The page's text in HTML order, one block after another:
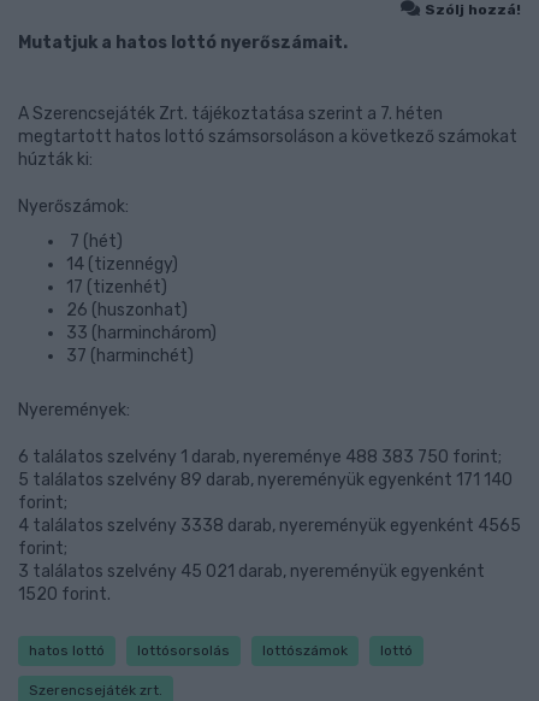
Szólj hozzá!
Mutatjuk a hatos lottó nyerőszámait.
A Szerencsejáték Zrt. tájékoztatása szerint a 7. héten
megtartott hatos lottó számsorsoláson a következő számokat
húzták ki:
Nyerőszámok:
7 (hét)
14 (tizennégy)
17 (tizenhét)
26 (huszonhat)
33 (harminchárom)
37 (harminchét)
Nyeremények:
6 találatos szelvény 1 darab, nyereménye 488 383 750 forint;
5 találatos szelvény 89 darab, nyereményük egyenként 171 140
forint;
4 találatos szelvény 3338 darab, nyereményük egyenként 4565
forint;
3 találatos szelvény 45 021 darab, nyereményük egyenként
1520 forint.
hatos lottó lottósorsolás lottószámok lottó
Szerencsejáték zrt.